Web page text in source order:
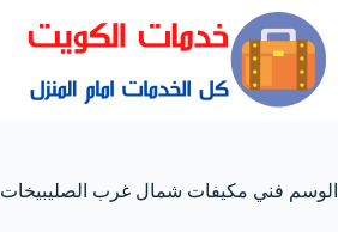
الوسم فني مكيفات شمال غرب الصليبيخات